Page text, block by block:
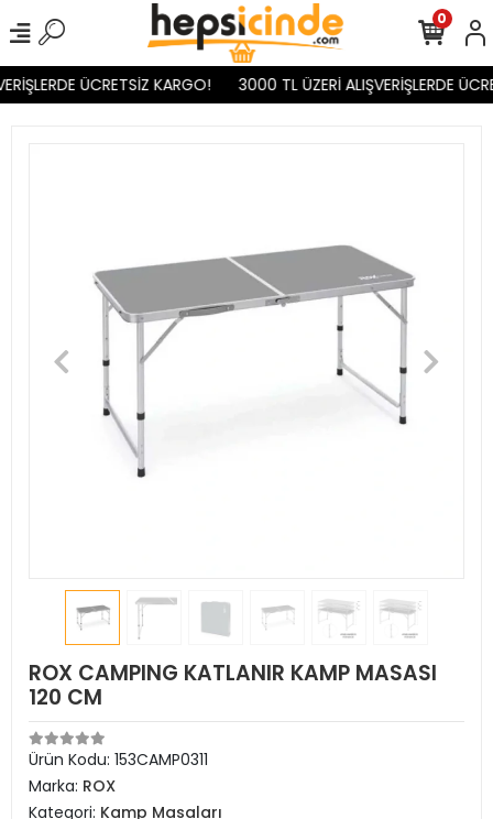
ÜCRETSİZ KARGO! 3000 TL ÜZERİ ALIŞVERİŞLERDE
0
ROX CAMPING KATLANIR KAMP MASASI
120 CM
Ürün Kodu: 153CAMP0311
Marka: ROX
Kategori: Kamp Masaları